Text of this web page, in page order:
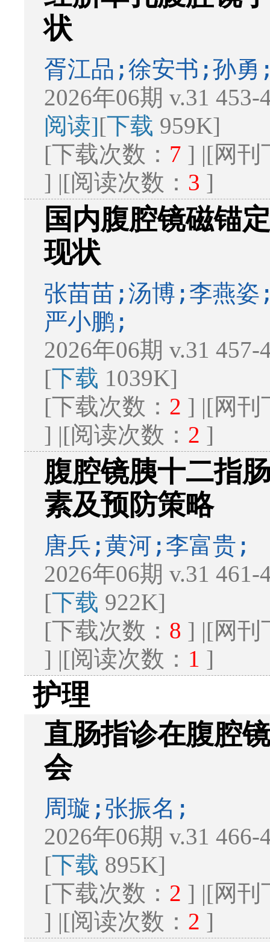
状
胥江品;徐安书;孙
2026年06期 v.31
阅读][下载 959K]
[下载次数： 7 ] |[网刊
] |[阅读次数： 3 ]
国内腹腔镜磁锚
现状
张苗苗;汤博;李燕
严小鹏;
2026年06期 v.31
[下载 1039K]
[下载次数： 2 ] |[网刊
] |[阅读次数： 2 ]
腹腔镜胰十二指
素及预防策略
唐兵;黄河;李富贵;
2026年06期 v.31
[下载 922K]
[下载次数： 8 ] |[网刊
] |[阅读次数： 1 ]
护理
直肠指诊在腹腔
会
周璇;张振名;
2026年06期 v.31
[下载 895K]
[下载次数： 2 ] |[网刊
] |[阅读次数： 2 ]